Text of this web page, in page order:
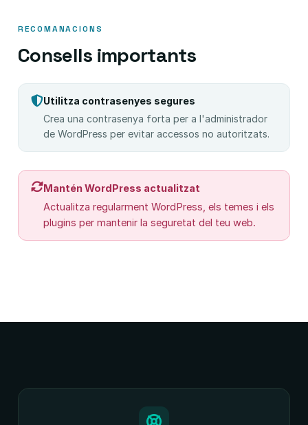
RECOMANACIONS
Consells importants
Utilitza contrasenyes segures
Crea una contrasenya forta per a l'administrador
de WordPress per evitar accessos no autoritzats.
Mantén WordPress actualitzat
Actualitza regularment WordPress, els temes i els
plugins per mantenir la seguretat del teu web.